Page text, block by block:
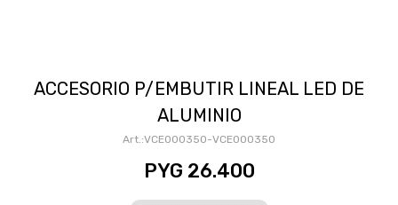
ACCESORIO P/EMBUTIR LINEAL LED DE
ALUMINIO
VCE000350-VCE000350
PYG 26.400